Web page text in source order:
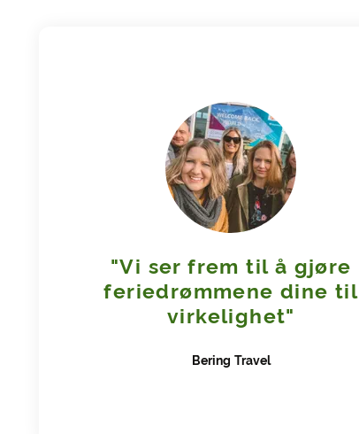
"Vi ser frem til å gjøre
feriedrømmene dine til
virkelighet"
Bering Travel